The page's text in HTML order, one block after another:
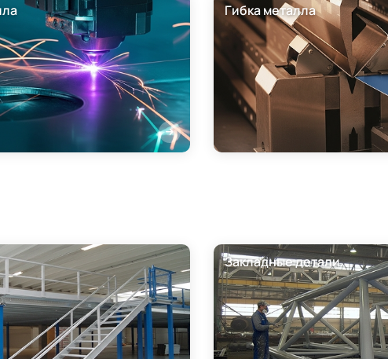
Гибка металла
Закладные детали